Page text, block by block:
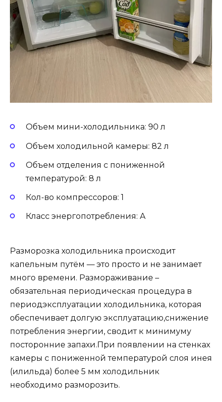
Объем мини-холодильника: 90 л
Объем холодильной камеры: 82 л
Объем отделения с пониженной
температурой: 8 л
Кол-во компрессоров: 1
Класс энергопотребления: А
Разморозка холодильника происходит
капельным путём — это просто и не занимает
много времени. Размораживание –
обязательная периодическая процедура в
периодэксплуатации холодильника, которая
обеспечивает долгую эксплуатацию,снижение
потребления энергии, сводит к минимуму
посторонние запахи.При появлении на стенках
камеры с пониженной температурой слоя инея
(илильда) более 5 мм холодильник
необходимо разморозить.